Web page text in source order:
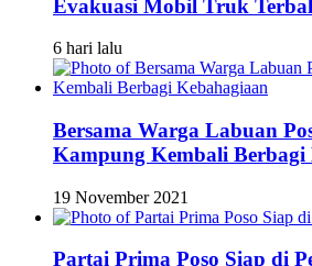
Evakuasi Mobil Truk
6 hari lalu
Bersama Warga Labuan
Kampung Kembali Berbagi
19 November 2021
Partai Prima Poso Siap di